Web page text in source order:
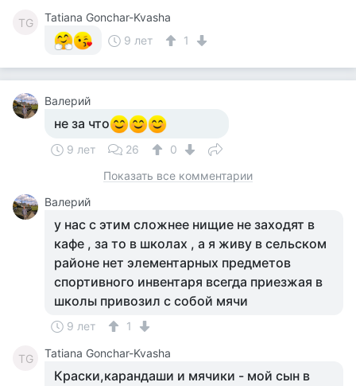
TG
Tatiana Gonchar-Kvasha
9 лет
1
Валерий
не за что
9 лет 26
0
Показать все комментарии
Валерий
у нас с этим сложнее нищие не заходят в
кафе , за то в школах , а я живу в сельском
районе нет элементарных предметов
спортивного инвентаря всегда приезжая в
школы привозил с собой мячи
9 лет 1
TG Tatiana Gonchar-Kvasha
Краски,карандаши и мячики - мой сын в